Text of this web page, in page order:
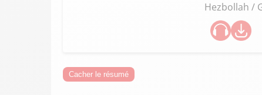
Hezbollah /
Cacher le résumé